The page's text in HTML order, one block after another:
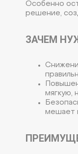
Особенно
решение,
ЗАЧЕМ
мягкую,
мешает